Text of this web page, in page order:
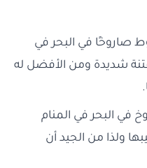
صاروخًا في البحر في
شديدة ومن الأفضل له
في البحر في المنام
ولذا من الجيد أن